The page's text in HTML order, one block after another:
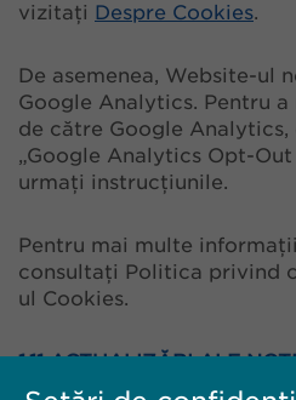
vizitați Despre Cookies.
De asemenea, Website-ul
Google Analytics. Pentru
de către Google
„Google Analytics Opt-
urmați instrucțiunile.
Pentru mai multe
consultați Politica privind
ul Cookies.
1.11 ACTUALIZĂRI ALE
PRIVIND PRELUCRAREA